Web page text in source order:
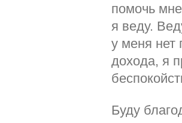
помочь
я веду.
у меня нет
дохода, я
Буду